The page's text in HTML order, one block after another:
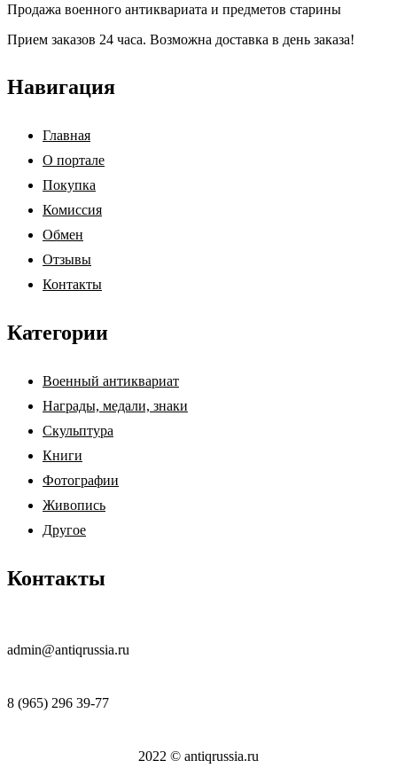
Продажа военного антиквариата и предметов старины
Прием заказов 24 часа. Возможна доставка в день заказа!
Навигация
Главная
О портале
Покупка
Комиссия
Обмен
Отзывы
Контакты
Категории
Военный антиквариат
Награды, медали, знаки
Скульптура
Книги
Фотографии
Живопись
Другое
Контакты
admin@antiqrussia.ru
8 (965) 296 39-77
2022 © antiqrussia.ru